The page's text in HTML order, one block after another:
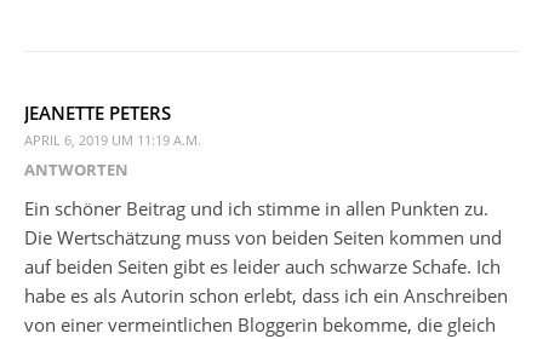
JEANETTE PETERS
APRIL 6, 2019 UM 11:19 A.M.
ANTWORTEN
Ein schöner Beitrag und ich stimme in allen Punkten zu.
Die Wertschätzung muss von beiden Seiten kommen und
auf beiden Seiten gibt es leider auch schwarze Schafe. Ich
habe es als Autorin schon erlebt, dass ich ein Anschreiben
von einer vermeintlichen Bloggerin bekomme, die gleich